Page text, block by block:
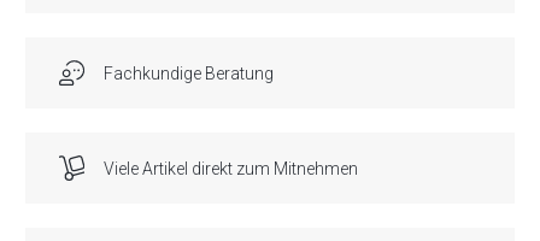
Fachkundige Beratung
Viele Artikel direkt zum Mitnehmen